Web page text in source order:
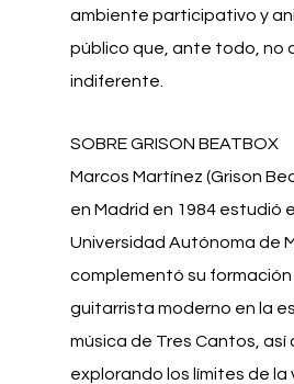
ambiente participativo y
público que, ante todo, no
indiferente.
SOBRE GRISON BEATBOX
Marcos Martínez (Grison
en Madrid en 1984 estudió
Universidad Autónoma de
complementó su formación
guitarrista moderno en la
música de Tres Cantos, así
explorando los límites de la